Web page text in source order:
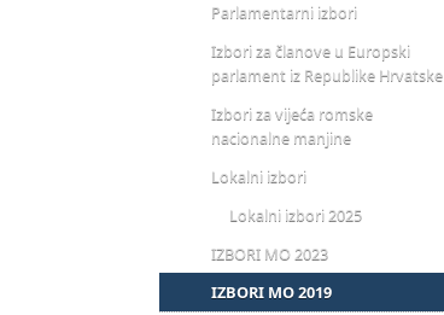
Parlamentarni izbori
Izbori za članove u Europski
parlament iz Republike Hrvatske
Izbori za vijeća romske
nacionalne manjine
Lokalni izbori
Lokalni izbori 2025
IZBORI MO 2023
IZBORI MO 2019